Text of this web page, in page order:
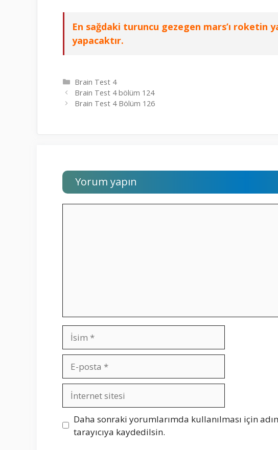
En sağdaki turuncu gezegen mars’ı roketin
yapacaktır.
Kategoriler
Brain Test 4
Brain Test 4 bölüm 124
Brain Test 4 Bölüm 126
Yorum yapın
İsim
posta
İnternet
sitesi
Daha sonraki yorumlarımda kullanılması için
tarayıcıya kaydedilsin.